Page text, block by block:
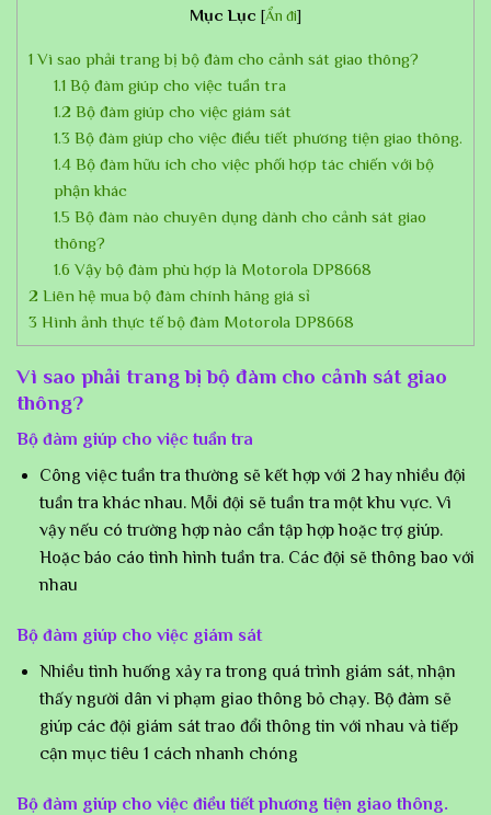
Mục Lục [Ẩn đi]
1 Vì sao phải trang bị bộ đàm cho cảnh sát giao thông?
1.1 Bộ đàm giúp cho việc tuần tra
1.2 Bộ đàm giúp cho việc giám sát
1.3 Bộ đàm giúp cho việc điều tiết phương tiện giao thông.
1.4Bộ đàm hữu ích cho việc phối hợp tác chiến với bộ
phận khác
1.5 Bộ đàm nào chuyên dụng dành cho cảnh sát giao
thông?
1.6 Vậy bộ đàm phù hợp là Motorola DP8668
2 Liên hệ mua bộ đàm chính hãng giá sỉ
3 Hình ảnh thực tế bộ đàm Motorola DP8668
Vì sao phải trang bị bộ đàm cho cảnh sát giao
thông?
Bộ đàm giúp cho việc tuần tra
Công việc tuần tra thường sẽ kết hợp với 2 hay nhiều đội
tuần tra khác nhau. Mỗi đội sẽ tuần tra một khu vực. Vì
vậy nếu có trường hợp nào cần tập hợp hoặc trợ giúp.
Hoặc báo cáo tình hình tuần tra. Các đội sẽ thông bao với
nhau
Bộ đàm giúp cho việc giám sát
Nhiều tình huống xảy ra trong quá trình giám sát, nhận
thấy người dân vi phạm giao thông bỏ chạy. Bộ đàm sẽ
giúp các đội giám sát trao đổi thông tin với nhau và tiếp
cận mục tiêu 1 cách nhanh chóng
Bộ đàm giúp cho việc điều tiết phương tiện giao thông.